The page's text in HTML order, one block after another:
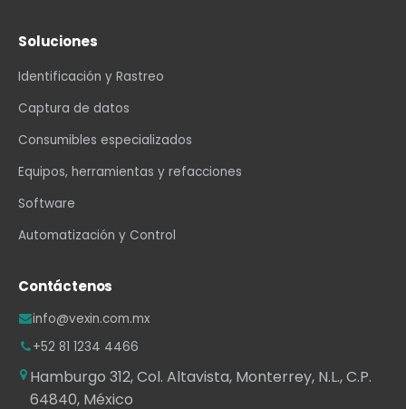
Soluciones
Identificación y Rastreo
Captura de datos
Consumibles especializados
Equipos, herramientas y refacciones
Software
Automatización y Control
Contáctenos
info@vexin.com.mx
+52 81 1234 4466
Hamburgo 312, Col. Altavista, Monterrey, N.L., C.P.
64840, México